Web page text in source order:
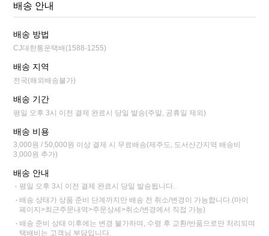
배송 안내
배송 방법
CJ대한통운택배(1588-1255)
배송 지역
전국(해외배송불가)
배송 기간
평일 오후 3시 이전 결제 완료시 당일 발송(주말, 공휴일 제외)
배송 비용
3,000원 / 50,000원 이상 결제 시 무료배송(제주도, 도서산간지역 배송비
3,000원 추가)
배송 안내
평일 오후 3시 이전 결제 완료시 당일 발송됩니다.
배송 상태가 상품 준비 단계까지만 배송 전 취소/변경이 가능합니다.(마이
페이지>최근주문내역>주문상세>취소/변경에서 직접 가능)
배송 준비 상태 이후에는 변경 불가하며, 수령 후 교환/반품으로만 처리되며
택배비는 고객님 부담입니다.